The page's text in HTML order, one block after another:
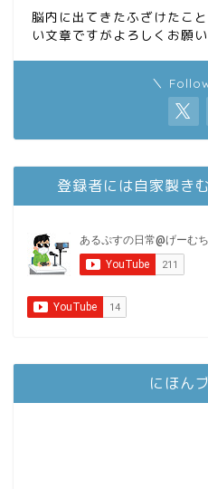
脳内に出てきたふざけたこ
い文章ですがよろしくお願い
＼
登録者には自家製き
にほん